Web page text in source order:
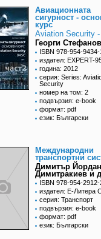
Авиационната
сигурност -
курс
Aviation Security
Георги Стефанов
ISBN 978-954-
издател: EXPERT-
година: 2012
серия: Series:
Security
номер на том: 2
подвързия: e-book
формат: pdf
език: Български
Международни
транспортни
Димитър
Димитракиев и
ISBN 978-954-
издател: Е-Литера
серия: Транспорт
подвързия: e-book
формат: pdf
език: Български